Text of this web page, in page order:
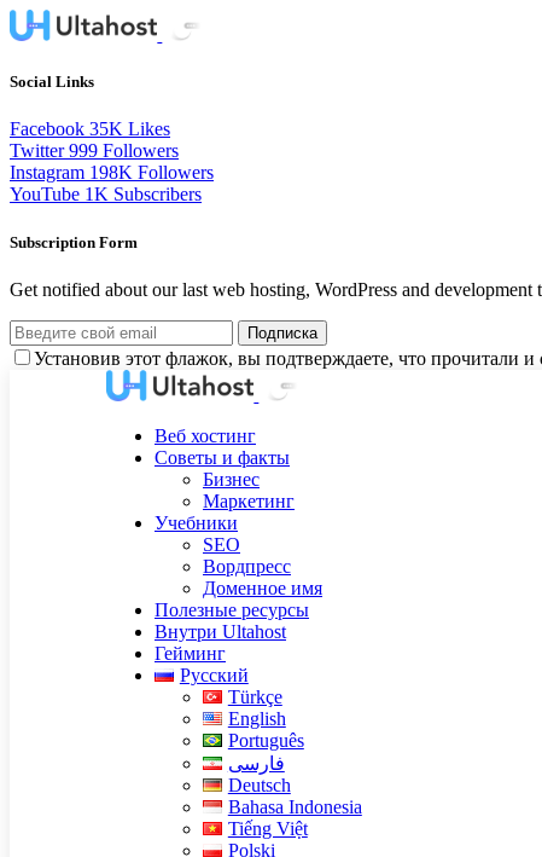
Social Links
Facebook 35K Likes
Twitter 999 Followers
Instagram 198K Followers
YouTube 1K Subscribers
Subscription Form
Get notified about our last web hosting, WordPress and development
Подписка
Установив этот флажок, вы подтверждаете, что прочитали
Веб хостинг
Советы и факты
Бизнес
Маркетинг
Учебники
SEO
Вордпресс
Доменное имя
Полезные ресурсы
Внутри Ultahost
Гейминг
Русский
Türkçe
English
Português
فارسی
Deutsch
Bahasa Indonesia
Tiếng Việt
Polski